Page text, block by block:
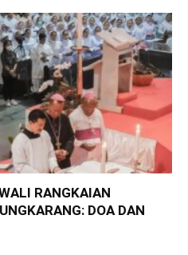
RANGKAIAN
DOA DAN